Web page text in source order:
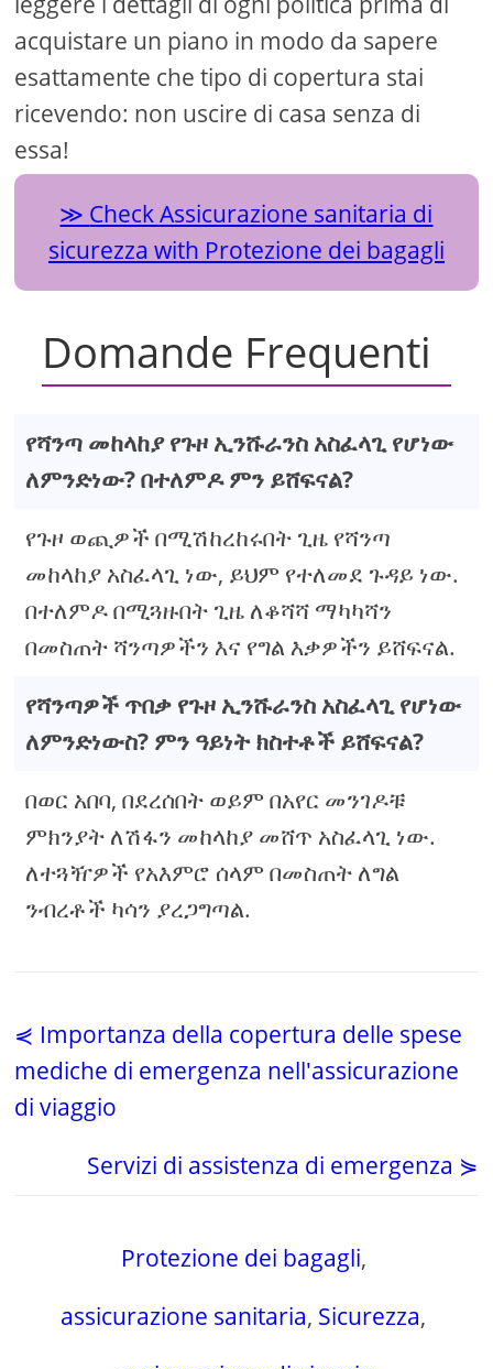
acquistare un piano in modo da sapere
esattamente che tipo di copertura stai
ricevendo: non uscire di casa senza di
essa!
Check Assicurazione sanitaria di
sicurezza with Protezione dei bagagli
Domande Frequenti
የሻንጣ መከላከያ የጉዞ ኢንሹራንስ አስፈላጊ የሆነው
ለምንድነው? በተለምዶ ምን ይሸፍናል?
የጉዞ ወጪዎች በሚሽከረከሩበት ጊዜ የሻንጣ
መከላከያ አስፈላጊ ነው, ይህም የተለመደ ጉዳይ ነው.
በተለምዶ በሚጓዙበት ጊዜ ለቆሻሻ ማካካሻን
በመስጠት ሻንጣዎችን እና የግል እቃዎችን ይሸፍናል.
የሻንጣዎች ጥበቃ የጉዞ ኢንሹራንስ አስፈላጊ የሆነው
ለምንድነውስ? ምን ዓይነት ክስተቶች ይሸፍናል?
በወር አበባ, በደረሰበት ወይም በአየር መንገዶቹ
ምክንያት ለሽፋን መከላከያ መሸጥ አስፈላጊ ነው.
ለተጓዥዎች የአእምሮ ሰላም በመስጠት ለግል
ንብረቶች ካሳን ያረጋግጣል.
⋞ Importanza della copertura delle spese
mediche di emergenza nell'assicurazione
di viaggio
Servizi di assistenza di emergenza ⋟
Protezione dei bagagli,
assicurazione sanitaria, Sicurezza,